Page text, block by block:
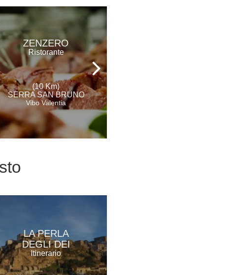
ZENZERO
Ristorante
(10 Km)
SERRA SAN BRUNO
Vibo Valentia
LA PERLA
DEGLI DEI
Itinerario